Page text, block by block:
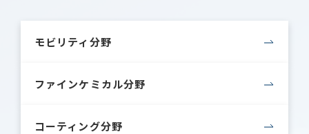
モビリティ分野
ファインケミカル分野
コーティング分野